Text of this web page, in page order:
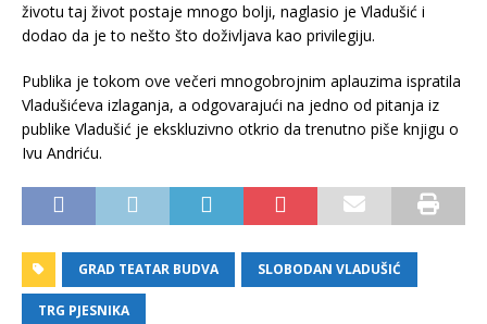
životu taj život postaje mnogo bolji, naglasio je Vladušić i
dodao da je to nešto što doživljava kao privilegiju.
Publika je tokom ove večeri mnogobrojnim aplauzima ispratila
Vladušićeva izlaganja, a odgovarajući na jedno od pitanja iz
publike Vladušić je ekskluzivno otkrio da trenutno piše knjigu o
Ivu Andriću.
GRAD TEATAR BUDVA SLOBODAN VLADUŠIĆ
TRG PJESNIKA